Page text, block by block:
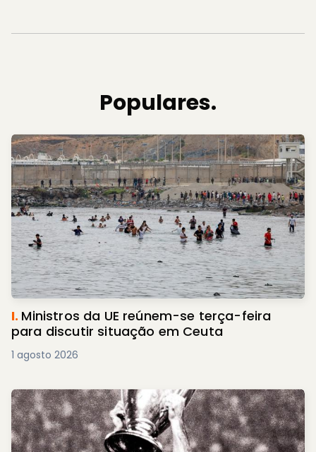
Populares.
I. Ministros da UE reúnem-se terça-feira
para discutir situação em Ceuta
1 agosto 2026